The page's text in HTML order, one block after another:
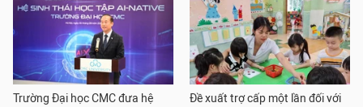
Trường Đại học CMC đưa hệ
Đề xuất trợ cấp một lần đối với